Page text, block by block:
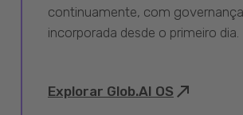
continuamente, com governança
incorporada desde o primeiro dia.
Explorar Glob.AI OS